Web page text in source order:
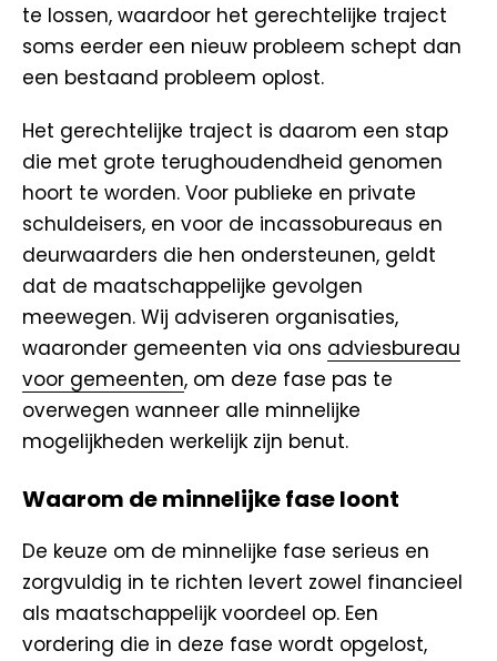
te lossen, waardoor het gerechtelijke traject
soms eerder een nieuw probleem schept dan
een bestaand probleem oplost.
Het gerechtelijke traject is daarom een stap
die met grote terughoudendheid genomen
hoort te worden. Voor publieke en private
schuldeisers, en voor de incassobureaus en
deurwaarders die hen ondersteunen, geldt
dat de maatschappelijke gevolgen
meewegen. Wij adviseren organisaties,
waaronder gemeenten via ons adviesbureau
voor gemeenten, om deze fase pas te
overwegen wanneer alle minnelijke
mogelijkheden werkelijk zijn benut.
Waarom de minnelijke fase loont
De keuze om de minnelijke fase serieus en
zorgvuldig in te richten levert zowel financieel
als maatschappelijk voordeel op. Een
vordering die in deze fase wordt opgelost,